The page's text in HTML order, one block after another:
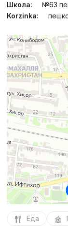
Школа:
№63
Korzinka:
Еда